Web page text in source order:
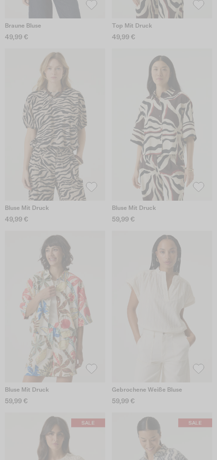
Braune Bluse
49,99 €
Top Mit Druck
49,99 €
Bluse Mit Druck
49,99 €
Bluse Mit Druck
59,99 €
Bluse Mit Druck
59,99 €
Gebrochene Weiße Bluse
59,99 €